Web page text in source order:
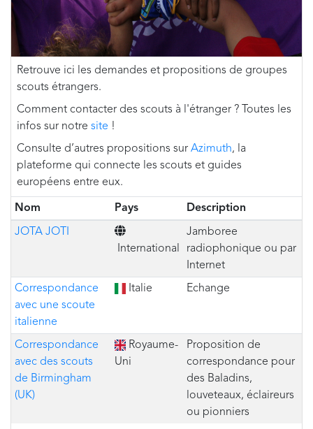
Retrouve ici les demandes et propositions de groupes
scouts étrangers.
Comment contacter des scouts à l'étranger ? Toutes les
infos sur notre site !
Consulte d’autres propositions sur Azimuth, la
plateforme qui connecte les scouts et guides
européens entre eux.
Nom Pays Description
JOTA JOTI
International
Jamboree
radiophonique ou par
Internet
Correspondance
avec une scoute
italienne
Italie Echange
Correspondance
avec des scouts
de Birmingham
(UK)
Royaume-
Uni
Proposition de
correspondance pour
des Baladins,
louveteaux, éclaireurs
ou pionniers